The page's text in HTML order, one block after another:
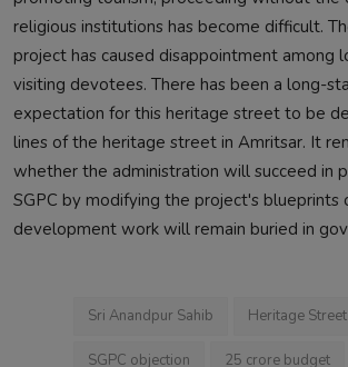
religious institutions has become difficult.
project has caused disappointment among
visiting devotees. There has been a long-
expectation for this heritage street to be
lines of the heritage street in Amritsar. It
whether the administration will succeed in
SGPC by modifying the project's blueprints
development work will remain buried in
Sri Anandpur Sahib Heritage
SGPC objection 25 crore budget